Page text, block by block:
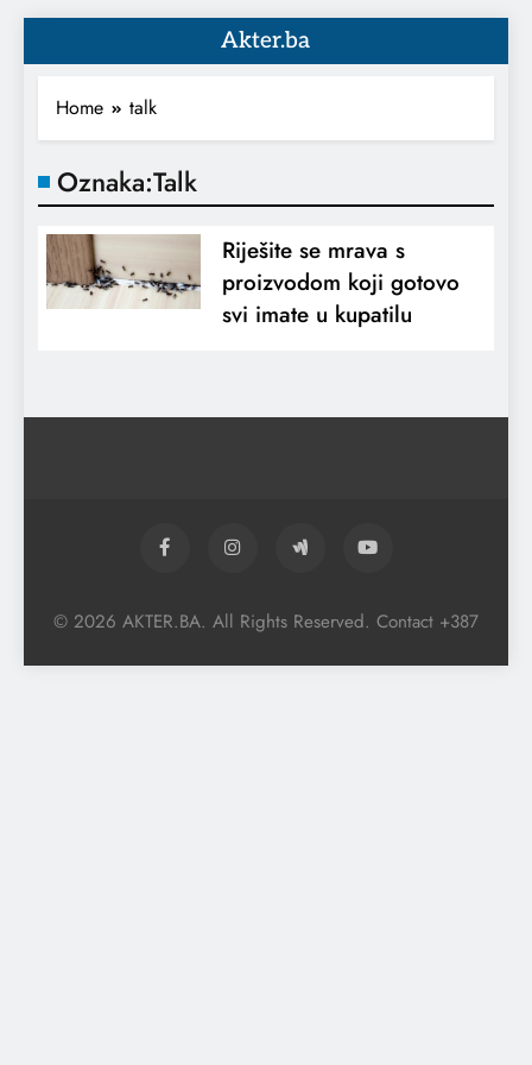
Akter.ba
Home talk
Oznaka:Talk
Riješite se mrava s
proizvodom koji gotovo
svi imate u kupatilu
© 2026 AKTER.BA. All Rights Reserved. Contact +387